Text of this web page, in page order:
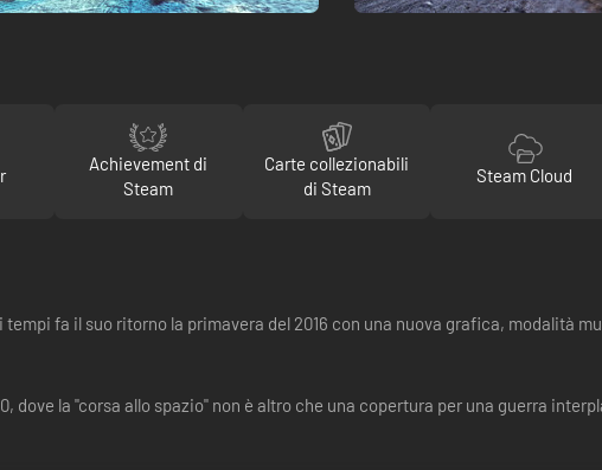
Achievement di
Steam
Carte collezionabili
di Steam
Steam Cloud
fa il suo ritorno la primavera del 2016 con una nuova grafica, modalità
dove la "corsa allo spazio" non è altro che una copertura per una guerra